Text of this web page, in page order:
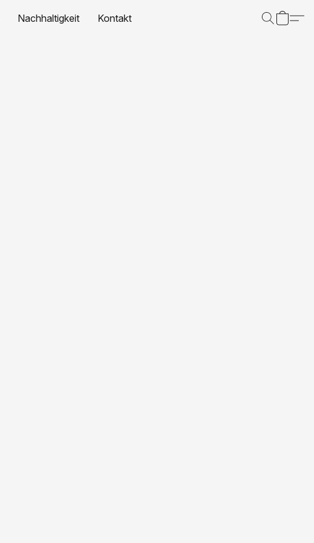
Nachhaltigkeit Kontakt